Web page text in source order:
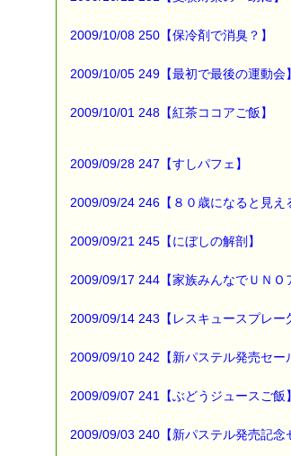
本当にイイかも・・・ (*^_^*)
感情面の健康管理には、
▼レスキューナイト、レスキューパ
▼緊張すると実力を出せない方にお
https://pass-thyme.com/special/
■ｅパスタイム通信編集長 ルコ＠
レスキューナイト、レスキューパス
2009/10/08 250【保冷剤で消臭？】
2009/10/05 249【最初で最後の運動会】
2009/10/01 248【紅茶ココアご飯】
2009/09/28 247【すしパフェ】
2009/09/24 246【８０歳になると見え
2009/09/21 245【にぼしの解剖】
2009/09/17 244【家族みんなでＵＮＯ
2009/09/14 243【レスキュースプレー
2009/09/10 242【新パステル発売セー
2009/09/07 241【ぶどうジュースご飯】
2009/09/03 240【新パステル発売記念